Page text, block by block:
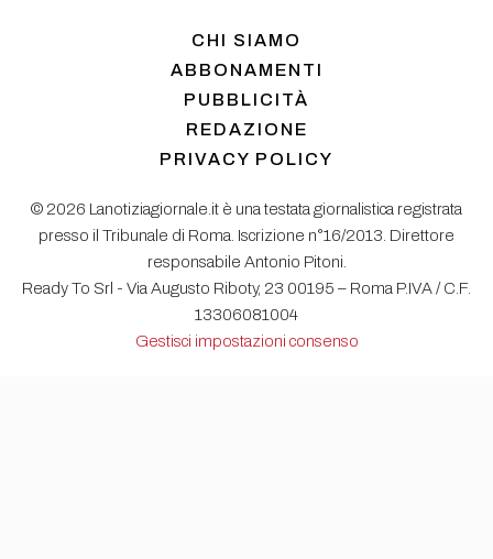
CHI SIAMO
ABBONAMENTI
PUBBLICITÀ
REDAZIONE
PRIVACY POLICY
© 2026 Lanotiziagiornale.it è una testata giornalistica registrata
presso il Tribunale di Roma. Iscrizione n°16/2013. Direttore
responsabile Antonio Pitoni.
Ready To Srl - Via Augusto Riboty, 23 00195 – Roma P.IVA / C.F.
13306081004
Gestisci impostazioni consenso